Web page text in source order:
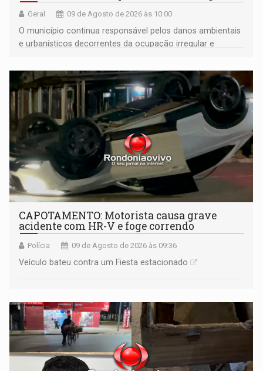
Geral 09 de Agosto de 2026 às 10:00
O município continua responsável pelos danos ambientais
e urbanísticos decorrentes da ocupação irregular e
CAPOTAMENTO: Motorista causa grave
acidente com HR-V e foge correndo
Polícia 09 de Agosto de 2026 às 09:36
Veículo bateu contra um Fiesta estacionado